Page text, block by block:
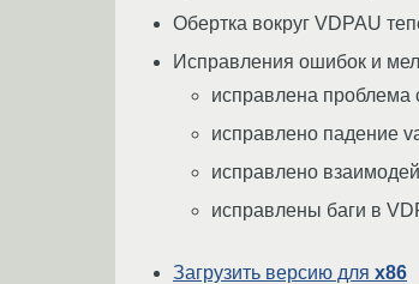
Обертка вокруг VDPAU
Исправления ошибок и
исправлена проблема
исправлено падение
исправлено
исправлены баги в
Загрузить версию для x86